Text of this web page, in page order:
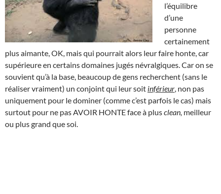
l’équilibre
d’une
personne
certainement
plus aimante, OK, mais qui pourrait alors leur faire honte, car
supérieure en certains domaines jugés névralgiques. Car on se
souvient qu’à la base, beaucoup de gens recherchent (sans le
réaliser vraiment) un conjoint qui leur soit inférieur , non pas
uniquement pour le dominer (comme c’est parfois le cas) mais
surtout pour ne pas AVOIR HONTE face à plusclean, meilleur
ou plus grand que soi.